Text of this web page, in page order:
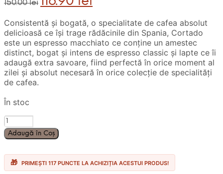
150.00lei
inițial
fost:
150.00 lei.
curent
116.90 lei.
Consistentă și bogată, o specialitate de cafea absolut
delicioasă ce își trage rădăcinile din Spania, Cortado
este un espresso macchiato ce conține un amestec
distinct, bogat și intens de espresso classic și lapte ce îi
adaugă extra savoare, fiind perfectă în orice moment al
zilei și absolut necesară în orice colecție de specialități
de cafea.
În stoc
Cantitate
90
Capsule
Dolce
Gusto
Adaugă în Coș
PRIMEȘTI 117 PUNCTE LA ACHIZIȚIA ACESTUI PRODUS!